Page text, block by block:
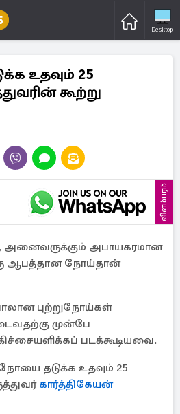
Desktop
உதவும் 25
கூற்று
விளம்பரம்
அனைவருக்கும் அபாயகரமான
ஆபத்தான நோய்தான்
புற்றுநோய்கள்
முன்பே
படக்கூடியவை.
தடுக்க உதவும் 25
கார்த்திகேயன்